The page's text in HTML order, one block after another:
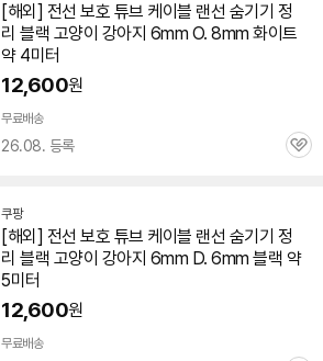
[해외] 전선 보호 튜브 케이블 랜선 숨기기 정
리 블랙 고양이 강아지 6mm O. 8mm 화이트
약 4미터
12,600원
무료배송
26.08. 등록
관
쿠팡
[해외] 전선 보호 튜브 케이블 랜선 숨기기 정
리 블랙 고양이 강아지 6mm D. 6mm 블랙 약
5미터
12,600원
무료배송